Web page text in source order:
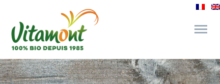
des engagements